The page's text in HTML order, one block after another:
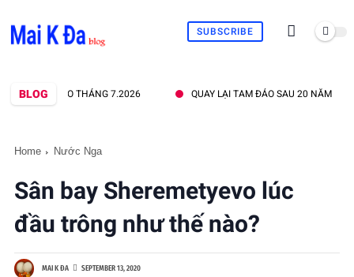
SUBSCRIBE
BLOG
ĐẢO THÁNG 7.2026 QUAY LẠI TAM ĐẢO SAU 20 NĂM
Home Nước Nga
Sân bay Sheremetyevo lúc
đầu trông như thế nào?
MAI K ĐA SEPTEMBER 13, 2020